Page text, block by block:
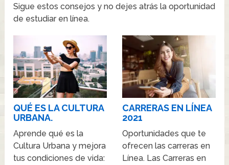
Sigue estos consejos y no dejes atrás la oportunidad
de estudiar en línea.
QUÉ ES LA CULTURA
URBANA.
Aprende qué es la
Cultura Urbana y mejora
tus condiciones de vida:
CARRERAS EN LÍNEA
2021
Oportunidades que te
ofrecen las carreras en
Línea. Las Carreras en